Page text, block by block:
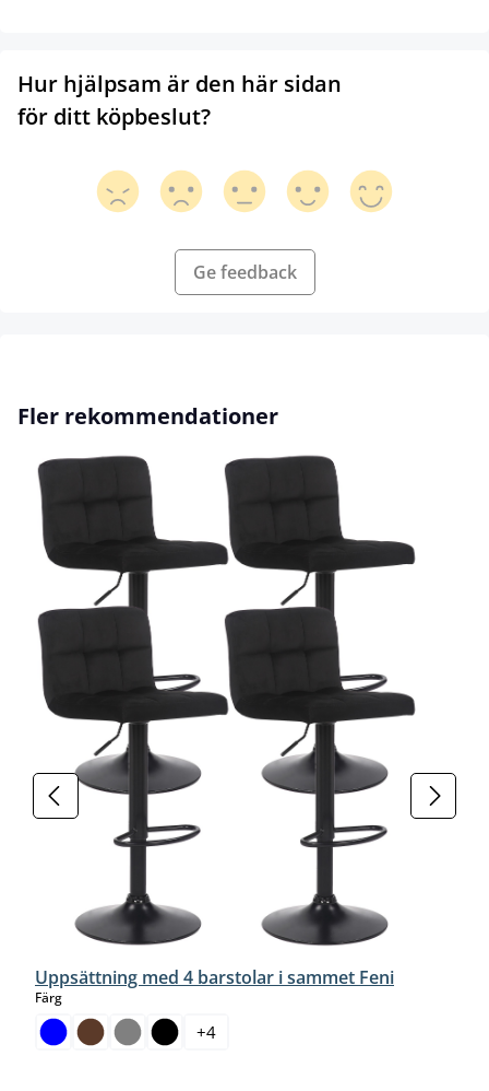
Hur hjälpsam är den här sidan
för ditt köpbeslut?
Ge feedback
Hoppa över produktgalleri
Fler rekommendationer
Uppsättning med 4 barstolar i sammet Feni
Färgselect
+4